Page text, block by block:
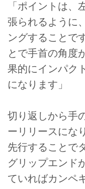
「ポイントは、
張られるように
ングすることで
とで手首の角度
果的にインパク
になります」
切り返しから手
ーリリースにな
先行することで
グリップエンド
ていればカンペ